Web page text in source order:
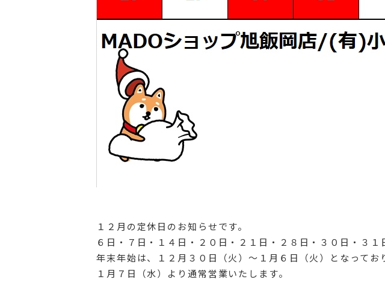
１２月の定休日のお知らせです。
６日・７日・１４日・２０日・２１日・２８日・３０日・３１
年末年始は、１２月３０日（火）～１月６日（火）となってお
１月７日（水）より通常営業いたします。